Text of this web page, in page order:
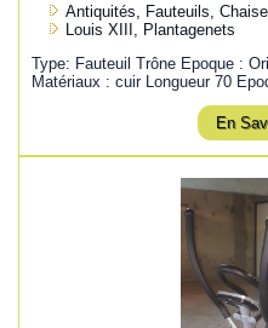
Antiquités, Fauteuils,
Louis XIII, Plantagenets
Type: Fauteuil Trône Epoque :
Matériaux : cuir Longueur 70
En